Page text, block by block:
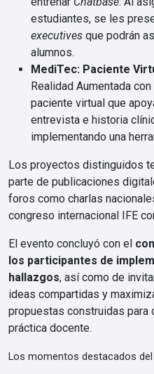
estudiantes, se les
executives que podrán
alumnos.
MediTec: Paciente
Realidad Aumentada con
paciente virtual que
entrevista e historia
implementando una
Los proyectos distinguidos
parte de publicaciones
foros como charlas
congreso internacional IFE
El evento concluyó con el
los participantes de
hallazgos, así como de
ideas compartidas y
propuestas construidas para
práctica docente.
Los momentos destacados